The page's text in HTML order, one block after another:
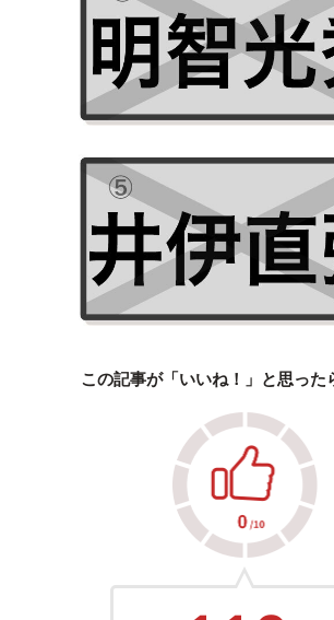
この記事が「いいね！」と思った